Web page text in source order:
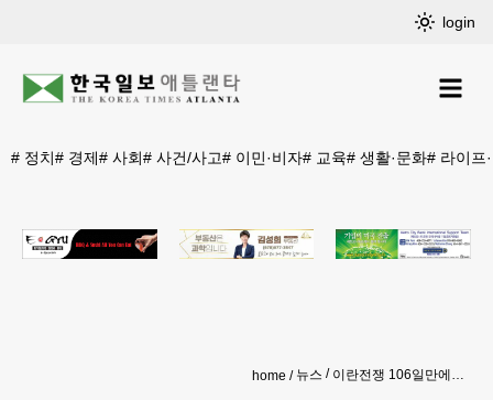
login
# 정치# 경제# 사회# 사건/사고# 이민·비자# 교육# 생활·문화# 라이프
home 뉴스 이란전쟁 106일만에 사실상 종료…미·이란 “협상타결, 19일 서명”